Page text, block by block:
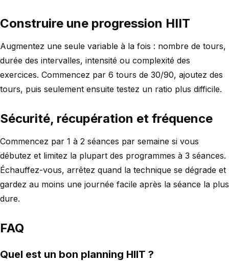
Construire une progression HIIT
Augmentez une seule variable à la fois : nombre de tours,
durée des intervalles, intensité ou complexité des
exercices. Commencez par 6 tours de 30/90, ajoutez des
tours, puis seulement ensuite testez un ratio plus difficile.
Sécurité, récupération et fréquence
Commencez par 1 à 2 séances par semaine si vous
débutez et limitez la plupart des programmes à 3 séances.
Échauffez-vous, arrêtez quand la technique se dégrade et
gardez au moins une journée facile après la séance la plus
dure.
FAQ
Quel est un bon planning HIIT ?